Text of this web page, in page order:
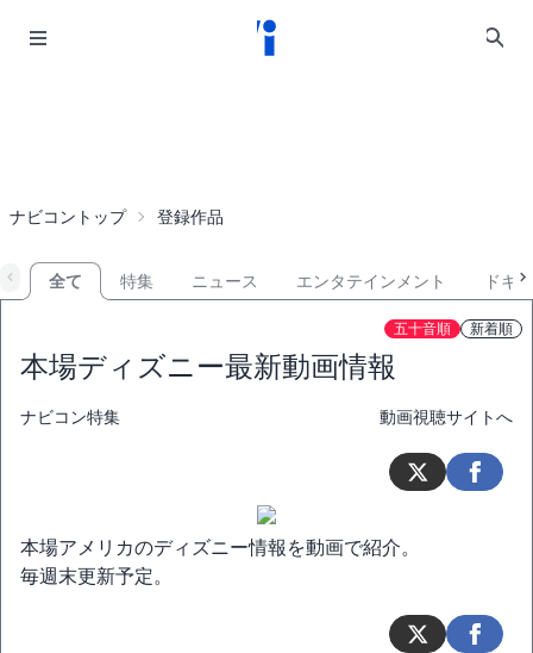
ナビコントップ 登録作品
全て 特集 ニュース エンタテインメント ドキ
五十音順 新着順
本場ディズニー最新動画情報
ナビコン特集 動画視聴サイトへ
本場アメリカのディズニー情報を動画で紹介。
毎週末更新予定。